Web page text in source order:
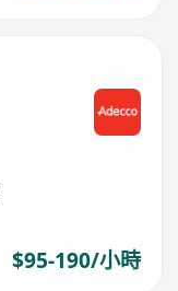
$95-190/小時